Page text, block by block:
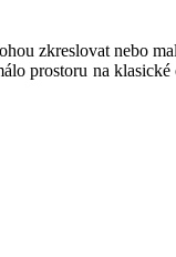
zkreslovat nebo
prostoru na